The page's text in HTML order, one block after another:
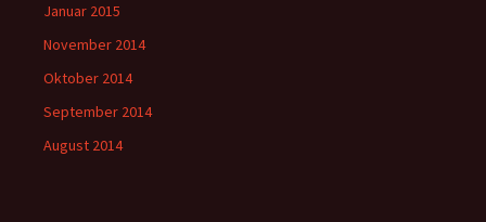
Januar 2015
November 2014
Oktober 2014
September 2014
August 2014